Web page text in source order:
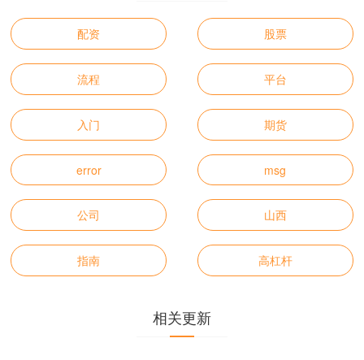
配资 股票
流程 平台
入门 期货
error msg
公司 山西
指南 高杠杆
相关更新